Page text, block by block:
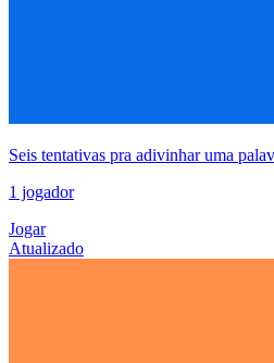
Seis tentativas pra adivinhar uma
1 jogador
Jogar
Atualizado